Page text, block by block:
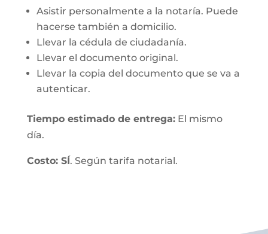
Asistir personalmente a la notaría. Puede
hacerse también a domicilio.
Llevar la cédula de ciudadanía.
Llevar el documento original.
Llevar la copia del documento que se va a
autenticar.
Tiempo estimado de entrega:El mismo
día.
Costo: SÍ. Según tarifa notarial.